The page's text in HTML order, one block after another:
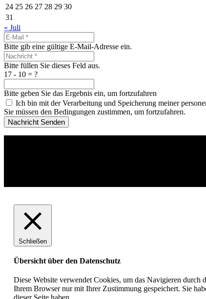
24 25 26 27 28 29 30
31
« Juli
Bitte gib eine gültige E-Mail-Adresse ein.
Bitte füllen Sie dieses Feld aus.
17 - 10 = ?
Bitte geben Sie das Ergebnis ein, um fortzufahren
Ich bin mit der Verarbeitung und Speicherung meiner
Sie müssen den Bedingungen zustimmen, um fortzufahren.
Nachricht Senden
Schließen
Übersicht über den Datenschutz
Diese Website verwendet Cookies, um das Navigieren
Ihrem Browser nur mit Ihrer Zustimmung gespeichert. Sie